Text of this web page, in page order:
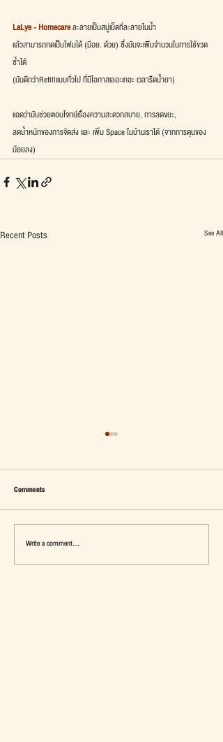
LaLye - Homecare ละลายเป็นสบู่เม็ดที่ละลายในน้ำ
แล้วสามารถกดเป็นโฟมได้ (มีอย. ด้วย) ซึ่งมันจะเพิ่มจำนวนในการใช้ขวด
ซ้ำได้
(มันดีกว่าRefillแบบทั่วไป ที่มีโอกาสเลอะเทอะ เวลารีดน้ำยา)
แอดว่ามันช่วยตอบโจทย์เรื่องความสะดวกสบาย, การลดขยะ,
ลดน้ำหนักของการจัดส่ง และ เพิ่ม Space ในบ้านเราได้ (จากการตุนของ
น้อยลง)
Recent Posts See All
เมื่อ Self-concept ถูกเติมเต็ม Fashion อาจ
จะไม่ใช่คำตอบ
Comments
Write a comment...